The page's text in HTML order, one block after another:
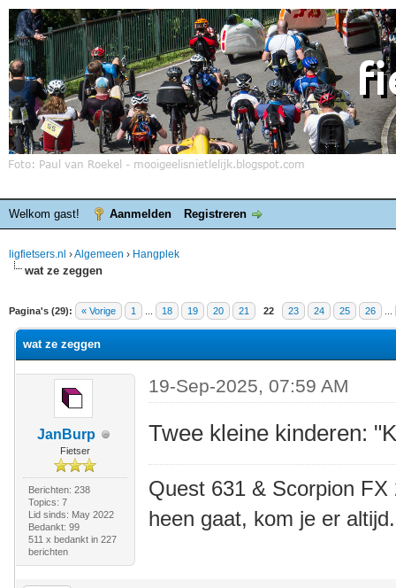
Welkom gast! Aanmelden Registreren
ligfietsers.nl ›Algemeen › Hangplek
wat ze zeggen
Pagina's (29): « Vorige 1 18 19 20 21 22 23 24 25 26
waardering is 0
wat ze zeggen
JanBurp
Fietser
Berichten: 238
Topics: 7
Lid sinds: May 2022
Bedankt: 99
511 x bedankt in 227
berichten
19-Sep-2025, 07:59 AM
Twee kleine kinderen:
Quest 631 & Scorpion
heen gaat, kom je er